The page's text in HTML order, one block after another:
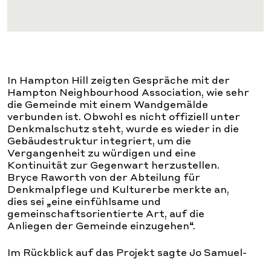
In Hampton Hill zeigten Gespräche mit der
Hampton Neighbourhood Association, wie sehr
die Gemeinde mit einem Wandgemälde
verbunden ist. Obwohl es nicht offiziell unter
Denkmalschutz steht, wurde es wieder in die
Gebäudestruktur integriert, um die
Vergangenheit zu würdigen und eine
Kontinuität zur Gegenwart herzustellen.
Bryce Raworth von der Abteilung für
Denkmalpflege und Kulturerbe merkte an,
dies sei „eine einfühlsame und
gemeinschaftsorientierte Art, auf die
Anliegen der Gemeinde einzugehen“.
Im Rückblick auf das Projekt sagte Jo Samuel-